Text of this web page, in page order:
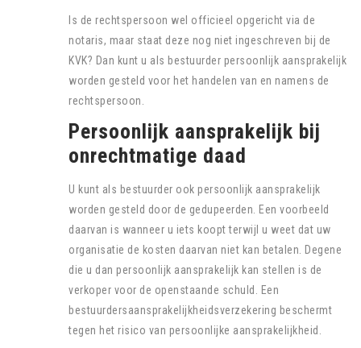
Is de rechtspersoon wel officieel opgericht via de
notaris, maar staat deze nog niet ingeschreven bij de
KVK? Dan kunt u als bestuurder persoonlijk aansprakelijk
worden gesteld voor het handelen van en namens de
rechtspersoon.
Persoonlijk aansprakelijk bij
onrechtmatige daad
U kunt als bestuurder ook persoonlijk aansprakelijk
worden gesteld door de gedupeerden. Een voorbeeld
daarvan is wanneer u iets koopt terwijl u weet dat uw
organisatie de kosten daarvan niet kan betalen. Degene
die u dan persoonlijk aansprakelijk kan stellen is de
verkoper voor de openstaande schuld. Een
bestuurdersaansprakelijkheidsverzekering beschermt
tegen het risico van persoonlijke aansprakelijkheid.